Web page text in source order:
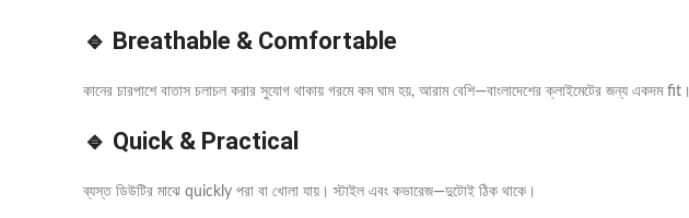
🔹 Breathable & Comfortable
কানের চারপাশে বাতাস চলাচল করার সুযোগ থাকায় গরমে কম ঘাম হয়, আরাম বেশি—বাংলাদেশের ক্লাইমেটের জন্য একদম fit।
🔹 Quick & Practical
ব্যস্ত ডিউটির মাঝে quickly পরা বা খোলা যায়। স্টাইল এবং কভারেজ—দুটোই ঠিক থাকে।